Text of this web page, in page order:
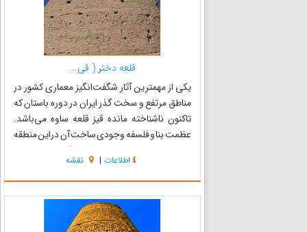
قلعه دختر ( قی...
یکی از مهمترین آثار شگفت‌انگیز معماری کشور در
مناطق مرتفع و سخت گذر ایران در دوره باستان که
تاکنون ناشناخته مانده قیز قلعه ساوه می‌باشد.
عظمت بنا و فلسفه وجودی ساخت آن دراین منطقه
به حدی جالب است که می‌توان از آن به عنوان یکی
از منابع مهم جذب گردشگر بین‌المللی به استان
مرکزی و همچنین م...
اطلاعات | نقشه